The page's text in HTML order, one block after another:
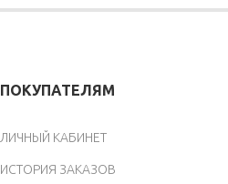
ПОКУПАТЕЛЯМ
ЛИЧНЫЙ КАБИНЕТ
ИСТОРИЯ ЗАКАЗОВ